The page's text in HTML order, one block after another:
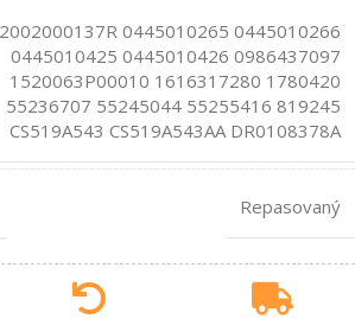
0445010265 0445010266
0445010425 0445010426 0986437097
1520063P00010 1616317280 1780420
55236707 55245044 55255416 819245
CS519A543 CS519A543AA DR0108378A
Repasovaný